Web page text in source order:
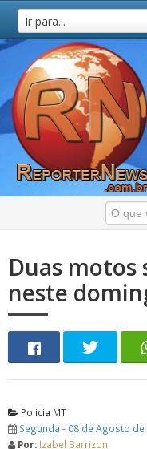
Ir para...
Duas motos
neste
Policia MT
Segunda - 08 de Agosto de
Por: Izabel Barrizon